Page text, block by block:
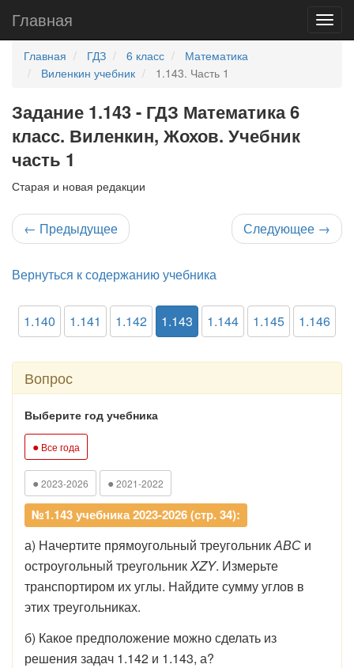
Главная
Главная ГДЗ 6 класс
Математика
Виленкин учебник
1.143. Часть 1
Задание 1.143 - ГДЗ Математика 6
класс. Виленкин, Жохов. Учебник
часть 1
Старая и новая редакции
← Предыдущее Следующее →
Вернуться к содержанию учебника
1.140 1.141 1.142 1.143 1.144 1.145 1.146
Вопрос
Выберите год учебника
● Все года
● 2023-2026 ● 2021-2022
№1.143 учебника 2023-2026 (стр. 34):
а) Начертите прямоугольный треугольникАВС и
остроугольный треугольникXZY. Измерьте
транспортиром их углы. Найдите сумму углов в
этих треугольниках.
б) Какое предположение можно сделать из
решения задач 1.142 и 1.143, а?